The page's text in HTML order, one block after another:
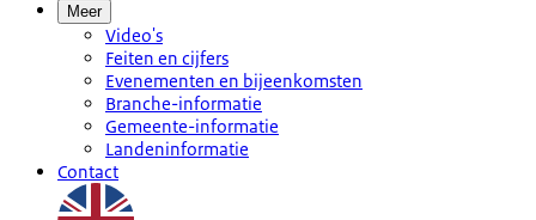
Meer
Video's
Feiten en cijfers
Evenementen en bijeenkomsten
Branche-informatie
Gemeente-informatie
Landeninformatie
Contact